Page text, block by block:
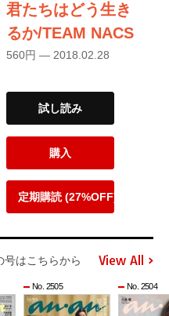
君たちはどう生き
るか/TEAM NACS
560円 — 2018.02.28
試し読み
購入
定期購読 (27%OFF)
号はこちらから View All
No. 2505 No. 2504